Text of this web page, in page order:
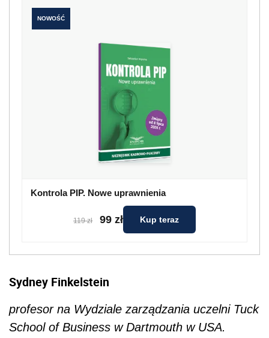
NOWOŚĆ
Kontrola PIP. Nowe uprawnienia
119 zł 99 zł Kup teraz
Sydney Finkelstein
profesor na Wydziale zarządzania uczelni Tuck
School of Business w Dartmouth w USA.